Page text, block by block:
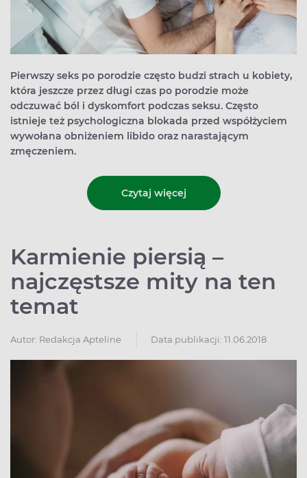
Pierwszy seks po porodzie często budzi strach u kobiety,
która jeszcze przez długi czas po porodzie może
odczuwać ból i dyskomfort podczas seksu. Często
istnieje też psychologiczna blokada przed współżyciem
wywołana obniżeniem libido oraz narastającym
zmęczeniem.
Czytaj więcej
Karmienie piersią –
najczęstsze mity na ten
temat
Autor: Redakcja Apteline Data publikacji: 11.06.2018